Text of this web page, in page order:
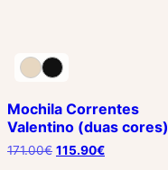
Mochila Correntes
Valentino (duas cores)
171.00€ 115.90€